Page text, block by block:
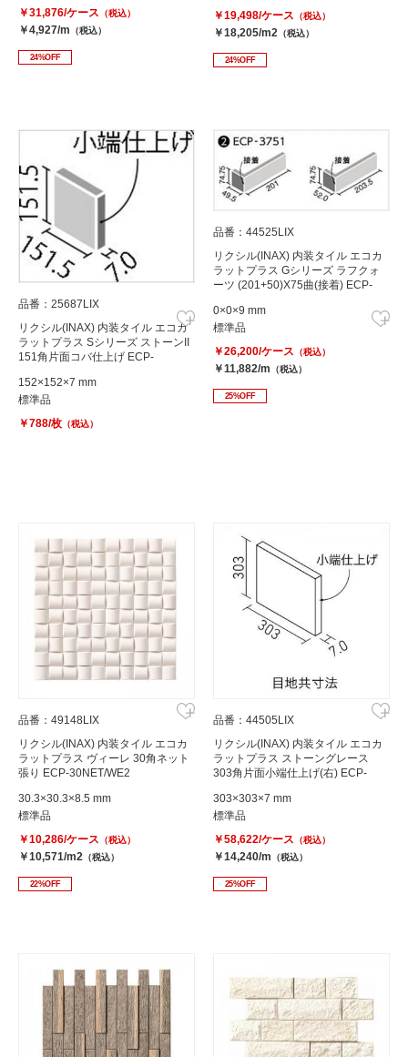
￥31,876/ケース （税込）
￥4,927/m （税込）
24%OFF
￥19,498/ケース （税込）
￥18,205/m2 （税込）
24%OFF
品番：25687LIX
リクシル(INAX) 内装タイル エコカ
ラットプラス Sシリーズ ストーンII
151角片面コバ仕上げ ECP-
152×152×7 mm
標準品
￥788/枚 （税込）
品番：44525LIX
リクシル(INAX) 内装タイル エコカ
ラットプラス Gシリーズ ラフクォ
ーツ (201+50)X75曲(接着) ECP-
0×0×9 mm
標準品
￥26,200/ケース （税込）
￥11,882/m （税込）
25%OFF
品番：49148LIX
リクシル(INAX) 内装タイル エコカ
ラットプラス ヴィーレ 30角ネット
張り ECP-30NET/WE2
30.3×30.3×8.5 mm
標準品
￥10,286/ケース （税込）
￥10,571/m2 （税込）
22%OFF
品番：44505LIX
リクシル(INAX) 内装タイル エコカ
ラットプラス ストーングレース
303角片面小端仕上げ(右) ECP-
303×303×7 mm
標準品
￥58,622/ケース （税込）
￥14,240/m （税込）
25%OFF